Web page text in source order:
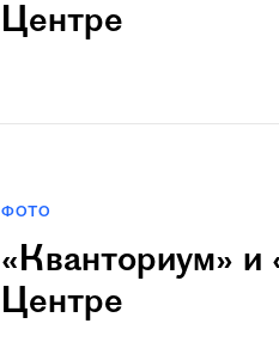
Центре
ФОТО
«Кванториум» и
Центре